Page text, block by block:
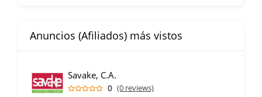
Anuncios (Afiliados) más vistos
Savake, C.A.
0 (0 reviews)